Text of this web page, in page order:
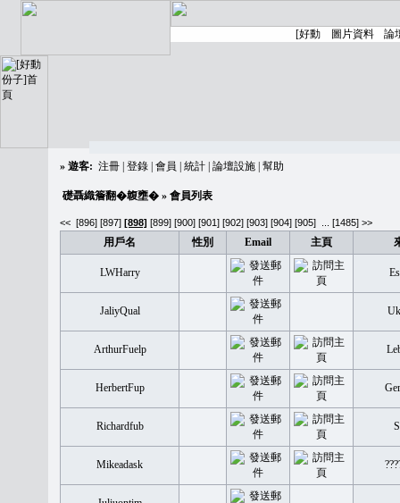
» 遊客: 注冊 登錄 會員 統計 論壇設施 幫助
礎聶織簷翻�䪖壅� » 會員列表
<< [896] [897] [898] [899] [900] [901] [902] [903] [904] [905] [1485] >>
用戶名 性別 Email 主頁
LWHarry
JaliyQual
ArthurFuelp
HerbertFup
Richardfub
Mikeadask